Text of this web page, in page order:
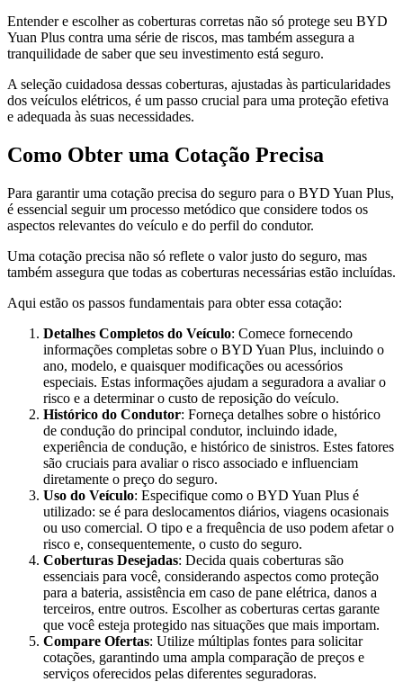
Entender e escolher as coberturas corretas não só protege seu BYD
Yuan Plus contra uma série de riscos, mas também assegura a
tranquilidade de saber que seu investimento está seguro.
A seleção cuidadosa dessas coberturas, ajustadas às particularidades
dos veículos elétricos, é um passo crucial para uma proteção efetiva
e adequada às suas necessidades.
Como Obter uma Cotação Precisa
Para garantir uma cotação precisa do seguro para o BYD Yuan Plus,
é essencial seguir um processo metódico que considere todos os
aspectos relevantes do veículo e do perfil do condutor.
Uma cotação precisa não só reflete o valor justo do seguro, mas
também assegura que todas as coberturas necessárias estão incluídas.
Aqui estão os passos fundamentais para obter essa cotação:
Detalhes Completos do Veículo: Comece fornecendo
informações completas sobre o BYD Yuan Plus, incluindo o
ano, modelo, e quaisquer modificações ou acessórios
especiais. Estas informações ajudam a seguradora a avaliar o
risco e a determinar o custo de reposição do veículo.
Histórico do Condutor: Forneça detalhes sobre o histórico
de condução do principal condutor, incluindo idade,
experiência de condução, e histórico de sinistros. Estes fatores
são cruciais para avaliar o risco associado e influenciam
diretamente o preço do seguro.
Uso do Veículo: Especifique como o BYD Yuan Plus é
utilizado: se é para deslocamentos diários, viagens ocasionais
ou uso comercial. O tipo e a frequência de uso podem afetar o
risco e, consequentemente, o custo do seguro.
Coberturas Desejadas: Decida quais coberturas são
essenciais para você, considerando aspectos como proteção
para a bateria, assistência em caso de pane elétrica, danos a
terceiros, entre outros. Escolher as coberturas certas garante
que você esteja protegido nas situações que mais importam.
Compare Ofertas: Utilize múltiplas fontes para solicitar
cotações, garantindo uma ampla comparação de preços e
serviços oferecidos pelas diferentes seguradoras.